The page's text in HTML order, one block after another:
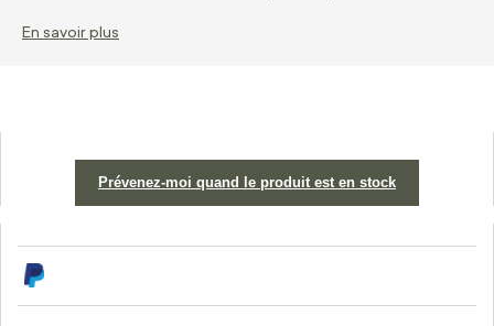
En savoir plus
Prévenez-moi quand le produit est en stock